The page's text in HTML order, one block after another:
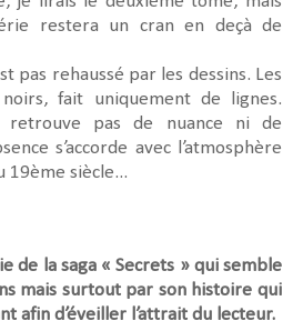
restera un cran en deçà de
pas rehaussé par les dessins. Les
fait uniquement de lignes.
pas de nuance ni de
s’accorde avec l’atmosphère
19ème siècle...
de la saga « Secrets » qui semble
mais surtout par son histoire qui
afin d’éveiller l’attrait du lecteur.